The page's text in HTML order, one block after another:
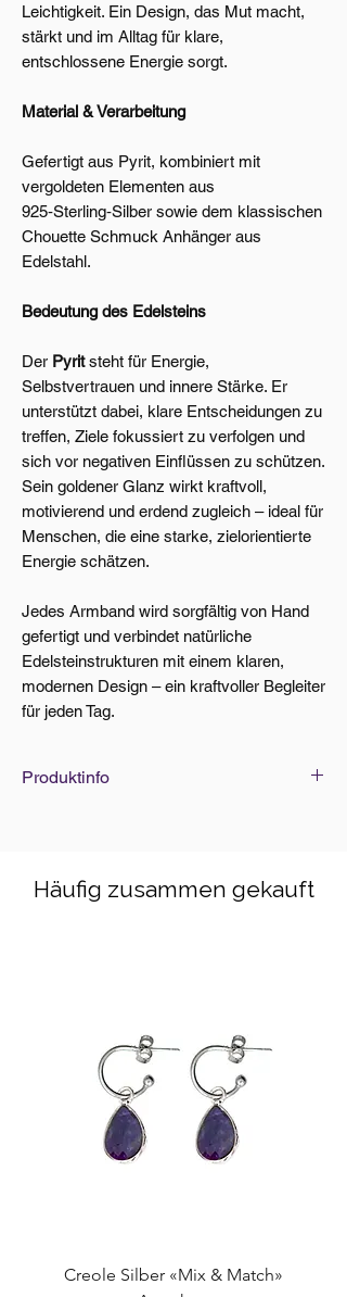
Leichtigkeit. Ein Design, das Mut macht,
stärkt und im Alltag für klare,
entschlossene Energie sorgt.
Material & Verarbeitung
Gefertigt aus Pyrit, kombiniert mit
vergoldeten Elementen aus
925‑Sterling‑Silber sowie dem klassischen
Chouette Schmuck Anhänger aus
Edelstahl.
Bedeutung des Edelsteins
Der Pyritsteht für Energie,
Selbstvertrauen und innere Stärke. Er
unterstützt dabei, klare Entscheidungen zu
treffen, Ziele fokussiert zu verfolgen und
sich vor negativen Einflüssen zu schützen.
Sein goldener Glanz wirkt kraftvoll,
motivierend und erdend zugleich – ideal für
Menschen, die eine starke, zielorientierte
Energie schätzen.
Jedes Armband wird sorgfältig von Hand
gefertigt und verbindet natürliche
Edelsteinstrukturen mit einem klaren,
modernen Design – ein kraftvoller Begleiter
für jeden Tag.
Produktinfo
Häufig zusammen gekauft
Creole Silber «Mix & Match»